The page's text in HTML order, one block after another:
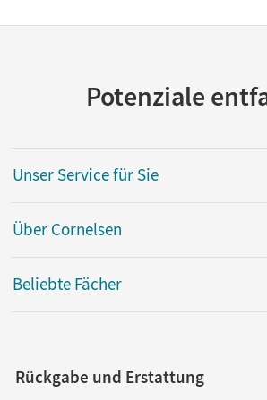
Potenziale
Unser Service für Sie
Über Cornelsen
Beliebte Fächer
Rückgabe und Erstattung